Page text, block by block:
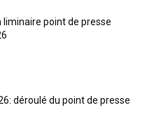
liminaire point de presse
déroulé du point de presse